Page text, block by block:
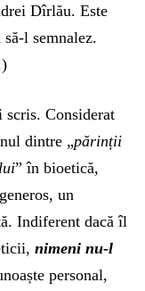
Dîrlău. Este
l semnalez.
Considerat
dintre „părinții
” în bioetică,
un
Indiferent dacă îl
nimeni nu-l
personal,